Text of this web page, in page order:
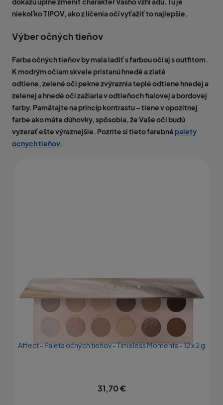
niekoľko TIPOV, ako z líčenia očí vyťažiť to najlepšie.
Výber očných tieňov
Farba očných tieňov by mala ladiť s farbou očí aj s outfitom.
K modrým očiamskvele pristanú hnedé a zlaté
odtiene,zelené oči pekne zvýraznia teplé odtiene hnedej a
zelenej ahnedé očizažiaria v odtieňoch fialovej a bordovej
farby. Pamätajte na princíp kontrastu – tiene v opozitnej
farbe ako máte dúhovky, spôsobia, že Vaše oči budú
vyzerať ešte výraznejšie. Pozrite si tieto farebné palety
ocnych tieňov.
Affect - Paleta očných tieňov - Timeless Moments - 12 x 2 g
31,70 €